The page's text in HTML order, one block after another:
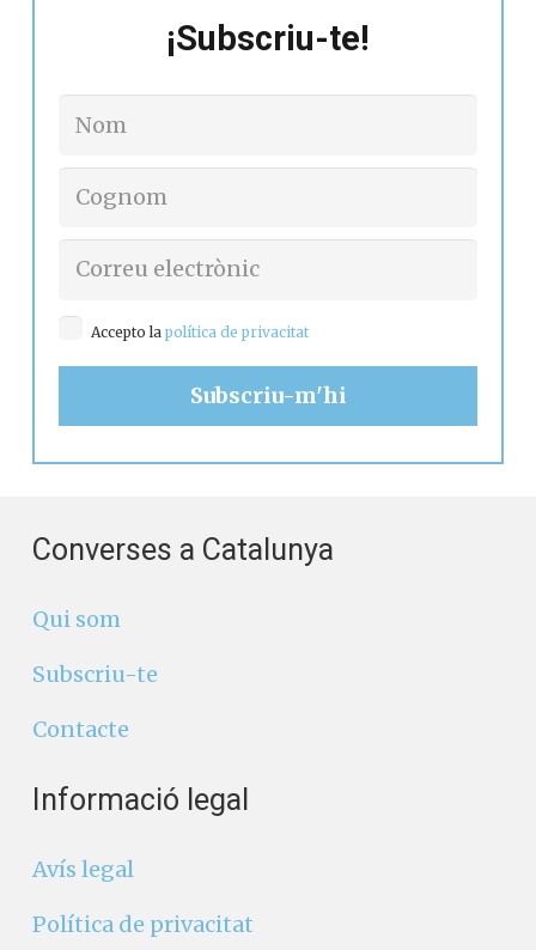
¡Subscriu-te!
Accepto la política de privacitat
Converses a Catalunya
Qui som
Subscriu-te
Contacte
Informació legal
Avís legal
Política de privacitat